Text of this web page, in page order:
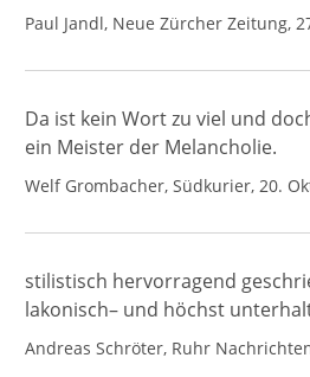
Paul Jandl, Neue Zürcher Zeitung,
Da ist kein Wort zu viel und
ein Meister der Melancholie.
Welf Grombacher, Südkurier, 20.
stilistisch hervorragend
lakonisch– und höchst
Andreas Schröter, Ruhr